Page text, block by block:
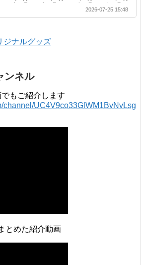
2021年 3月 2019年 4月 〜 2020年 3月 2018年 4月 〜
年 4月 〜 2018年 3月 2016年 4月 〜 2017年 3月
年 3月 2014年 4月 〜 2015年 3月 2013...
2026-07-25 15:48
ジナルグッズ
ンネル
もご紹介します
channel/UC4V9co33GlWM1BvNvLsg
とめた紹介動画